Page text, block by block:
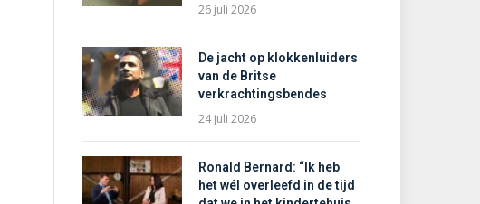
26 juli 2026
De jacht op klokkenluiders
van de Britse
verkrachtingsbendes
24 juli 2026
Ronald Bernard: “Ik heb
het wél overleefd in de tijd